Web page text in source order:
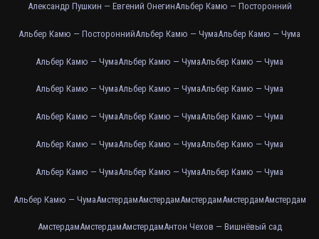
Александр Пушкин — Евгений ОнегинАльбер Камю — Посторонний
Альбер Камю — ПостороннийАльбер Камю — ЧумаАльбер Камю — Чума
Альбер Камю — ЧумаАльбер Камю — ЧумаАльбер Камю — Чума
Альбер Камю — ЧумаАльбер Камю — ЧумаАльбер Камю — Чума
Альбер Камю — ЧумаАльбер Камю — ЧумаАльбер Камю — Чума
Альбер Камю — ЧумаАльбер Камю — ЧумаАльбер Камю — Чума
Альбер Камю — ЧумаАльбер Камю — ЧумаАльбер Камю — Чума
Альбер Камю — ЧумаАмстердамАмстердамАмстердамАмстердамАмстердам
АмстердамАмстердамАмстердамАнтон Чехов — Вишнёвый сад